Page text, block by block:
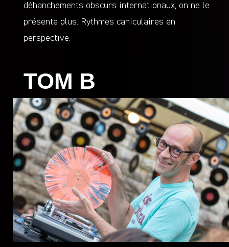
déhanchements obscurs internationaux, on ne le
présente plus. Rythmes caniculaires en
perspective.
TOM B